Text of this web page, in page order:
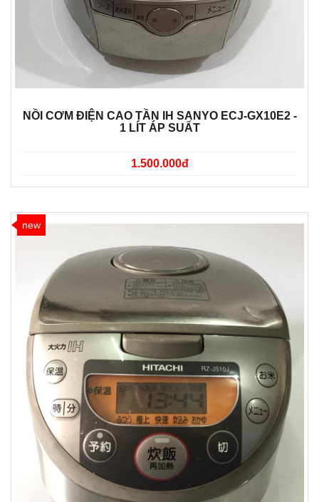
NỒI CƠM ĐIỆN CAO TẦN IH SANYO ECJ-GX10E2 -
1 LÍT ÁP SUẤT
1.500.000đ
new